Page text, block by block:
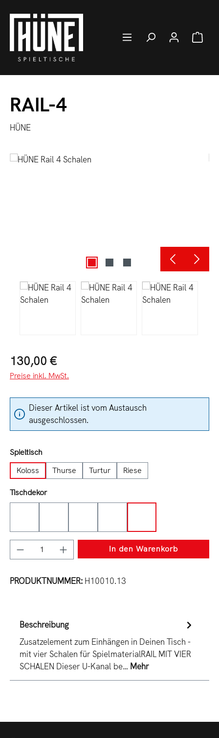
Zum Hauptinhalt springen
RAIL-4
HÜNE
Bildergalerie überspringen
Regulärer Preis:
130,00 €
Preise inkl. MwSt.
Dieser Artikel ist vom Austausch
ausgeschlossen.
Spieltisch
Koloss
Thurse Turtur Riese
Tischdekorauswählen
Produkt Anzahl: Gib den gewünschten
In den Warenkorb
PRODUKTNUMMER: H10010.13
Beschreibung
Zusatzelement zum Einhängen in Deinen Tisch -
mit vier Schalen für SpielmaterialRAIL MIT VIER
SCHALEN Dieser U-Kanal be… Mehr